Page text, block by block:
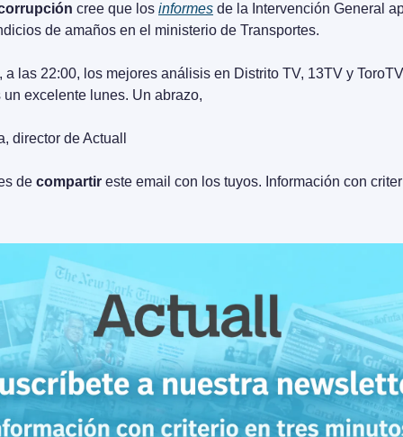
cree que los informes de la Intervención General
de amaños en el ministerio de Transportes.
a las 22:00, los mejores análisis en Distrito TV, 13TV y
un excelente lunes. Un abrazo,
director de Actuall
de compartir este email con los tuyos. Información con